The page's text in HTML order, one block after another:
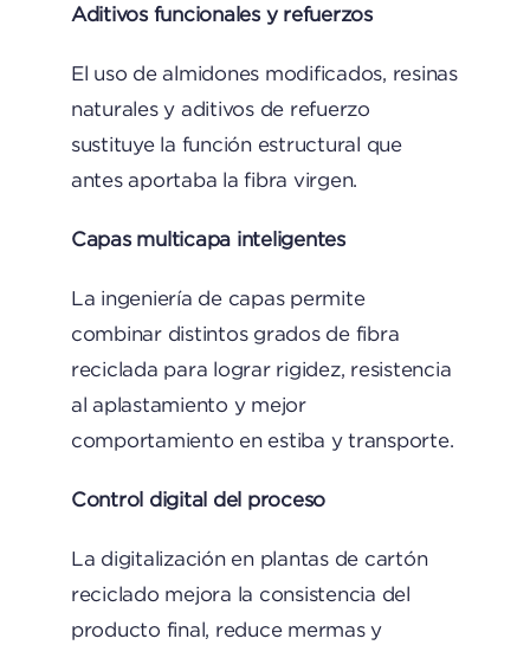
Aditivos funcionales y refuerzos
El uso de almidones modificados, resinas
naturales y aditivos de refuerzo
sustituye la función estructural que
antes aportaba la fibra virgen.
Capas multicapa inteligentes
La ingeniería de capas permite
combinar distintos grados de fibra
reciclada para lograr rigidez, resistencia
al aplastamiento y mejor
comportamiento en estiba y transporte.
Control digital del proceso
La digitalización en plantas de cartón
reciclado mejora la consistencia del
producto final, reduce mermas y